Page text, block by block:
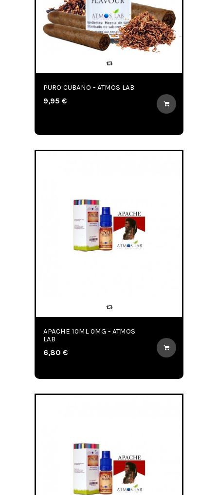
PURO CUBANO - ATMOS LAB
9,95 €
APACHE 10ML 0MG - ATMOS
LAB
6,80 €